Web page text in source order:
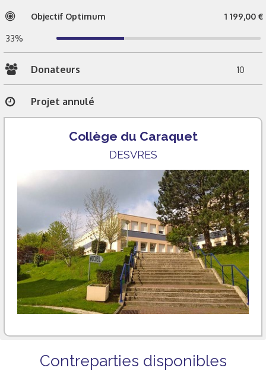
Objectif Optimum 1 199,00 €
33%
Donateurs 10
Projet annulé
Collège du Caraquet
DESVRES
Contreparties disponibles